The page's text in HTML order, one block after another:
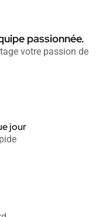
passionnée.
votre passion de
jour